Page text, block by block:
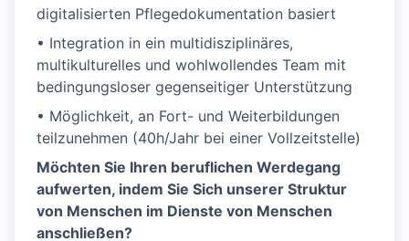
digitalisierten Pflegedokumentation basiert
• Integration in ein multidisziplinäres,
multikulturelles und wohlwollendes Team mit
bedingungsloser gegenseitiger Unterstützung
• Möglichkeit, an Fort- und Weiterbildungen
teilzunehmen (40h/Jahr bei einer Vollzeitstelle)
Möchten Sie Ihren beruflichen Werdegang
aufwerten, indem Sie Sich unserer Struktur
von Menschen im Dienste von Menschen
anschließen?